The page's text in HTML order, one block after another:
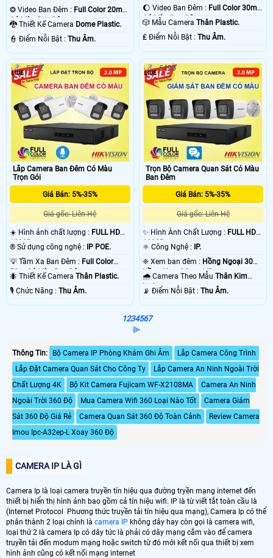
❂ Video Ban Đêm : Full Color 20m
Có Màu Ban Ðêm.
🐉️ Thiết Kế Camera Dome Plastic.
️👮 Điểm Nỗi Bật : Thu Âm.
🌔 Video Ban Đêm : Full Color 30m
Có Màu Ban Ðêm.
🎲 Mẫu CameraThân Plastic.
️₤ Điểm Nỗi Bật :Thu Âm.
Lắp Camera Ban Đêm Có Màu
Trọn Gói
Giá Bán: 5%-35%
Giá gốc: Liên Hệ
☀️ Hình ảnh chất lượng : FULL HD
1080P .
®️ Sử dụng công nghệ : IP POE.
💡 Tầm Xa Ban Đêm : Full Color
50m Có Màu Ban Ðêm.
🐜 Thiết Kế Camera Thân Plastic.
️🎙 Chức Năng : Thu Âm.
5762
Trọn Bộ Camera Quan Sát Có Màu
Ban Đêm
Giá Bán: 5%-35%
Giá gốc: Liên Hệ
✨ Hình Ành Chất Lượng : FULL HD
1080P .
⚛️ Công Nghệ : IP.
❈ Xem ban đêm : Hồng Ngoại 30m
Hồng Ngoại Smart IR.
🌧️ Camera Theo MẫuThân Kim
loại.
️📡 Điểm Nỗi Bật :Thu Âm.
5490
1234567
⫸
Thông Tin: Bộ Camera IP Phòng Khám Ghi Âm
Lắp Camera Công Trình
Lắp Đặt Camera Quan Sát Cho Công Ty
Lắp Camera An Ninh Ngoài Trời
Chất Lượng 4K
Bộ Kit Camera Fujicam WF-X2108MA
Camera An Ninh
Ngoài Trời 360 Độ
Mua Camera Wifi 360 Loại Nào Tốt
Camera Giám
Sát 360 Độ Giá Rẻ
Camera Quan Sát 360 Độ Toàn Cảnh
Review Camera
Imou Ipc-A32ep-L Xoay 360 Độ
CAMERA IP LÀ GÌ
Camera Ip là loại camera truyền tín hiệu qua đường tryền mạng internet đến
thiết bị hiển thị hình ảnh bao gồm cả tín hiệu wifi. IP là từ viết tắt toàn cầu là
(Internet Protocol Phương thức truyền tải tín hiệu qua mạng), Camera Ip có thể
phân thành 2 loại chính là camera IP không dây hay còn gọi là camera wifi,
loại thứ 2 là camera Ip có dây tức là phải có dây mạng cắm vào để camera
truyền tải đến modum mạng hoặc switch từ đó mới kết nối qua thiết bị xem
hình ảnh cũng có kết nối mạng internet